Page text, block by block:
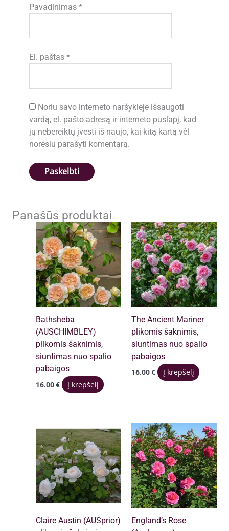
Pavadinimas*
El. paštas*
Noriu savo interneto naršyklėje išsaugoti
vardą, el. pašto adresą ir interneto puslapį, kad
jų nebereiktų įvesti iš naujo, kai kitą kartą vėl
norėsiu parašyti komentarą.
Panašūs produktai
Bathsheba
(AUSCHIMBLEY)
plikomis šaknimis,
siuntimas nuo spalio
pabaigos
16.00€ Į krepšelį
The Ancient Mariner
plikomis šaknimis,
siuntimas nuo spalio
pabaigos
16.00€ Į krepšelį
Claire Austin (AUSprior)
England’s Rose